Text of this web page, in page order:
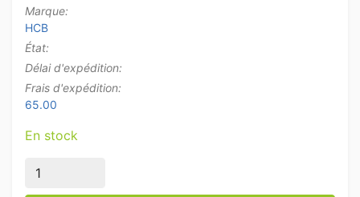
Marque:
HCB
État:
Délai d'expédition:
Frais d'expédition:
65.00
En stock
quantité de Four à convection à air chaud en acier